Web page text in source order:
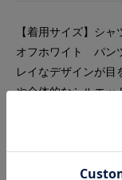
【着用サイズ】シ
オフホワイト パン
レイなデザインが目
や全体的なシルエッ
で程よく光沢感が
ます。春と夏のコー
#シ